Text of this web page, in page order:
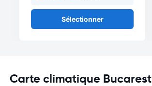
Sélectionner
Carte climatique Bucarest